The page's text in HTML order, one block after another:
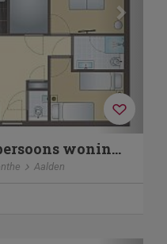
Aelderholt | 12-persoons woning | 12EL1
Aalden